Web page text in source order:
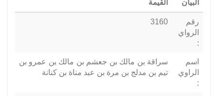
البيان القيمة
رقم
الرواي
:
3160
اسم
الراوي
:
سراقة بن مالك بن جعشم بن مالك بن عمرو بن
تيم بن مدلج بن مرة بن عبد مناة بن كنانة